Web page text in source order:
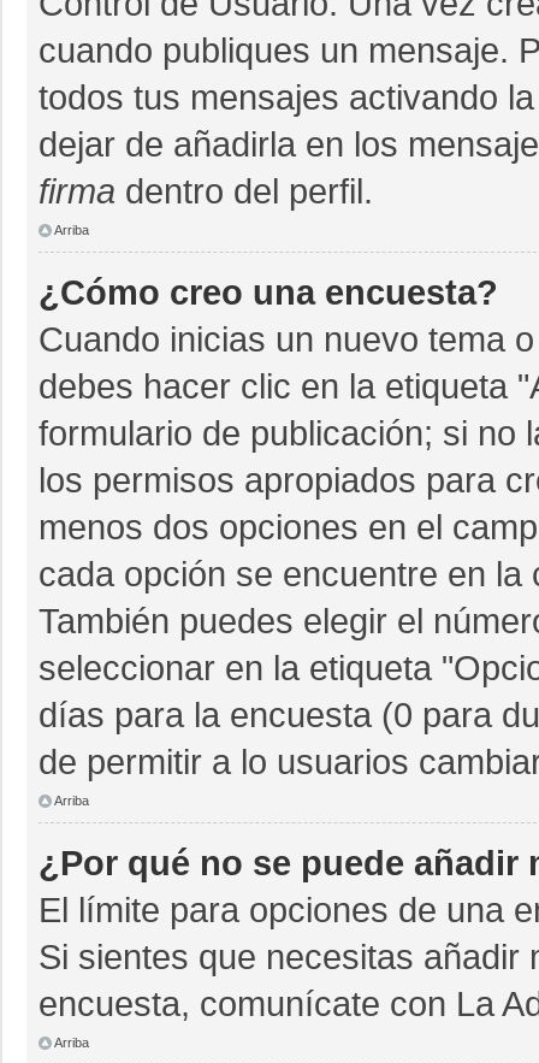
cuando publiques un mensaje.
todos tus mensajes activando
dejar de añadirla en los
firma dentro del perfil.
Arriba
¿Cómo creo una encuesta?
Cuando inicias un nuevo tema
debes hacer clic en la etiqueta
formulario de publicación; si no
los permisos apropiados para
menos dos opciones en el
cada opción se encuentre en
También puedes elegir el
seleccionar en la etiqueta
días para la encuesta (0 para
de permitir a lo usuarios
Arriba
¿Por qué no se puede añadir
El límite para opciones de una
Si sientes que necesitas añadir
encuesta, comunícate con La
Arriba